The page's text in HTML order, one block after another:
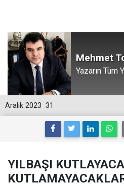
Mehmet
Yazarın Tüm
31
Aralık 2023
YILBAŞI